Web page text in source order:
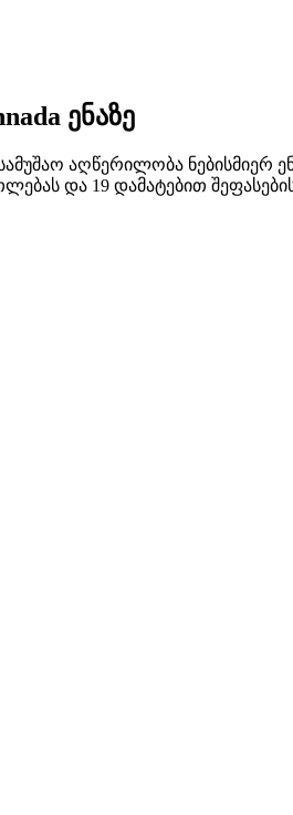
ენაზე
აღწერილობა ნებისმიერ
და 19 დამატებით